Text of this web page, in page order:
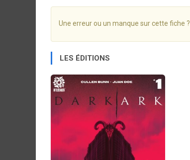
Une erreur ou un manque sur cette fiche ?
LES ÉDITIONS